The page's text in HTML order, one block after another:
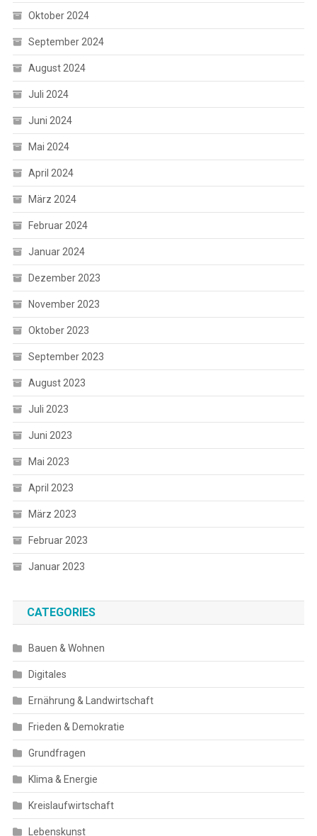
Oktober 2024
September 2024
August 2024
Juli 2024
Juni 2024
Mai 2024
April 2024
März 2024
Februar 2024
Januar 2024
Dezember 2023
November 2023
Oktober 2023
September 2023
August 2023
Juli 2023
Juni 2023
Mai 2023
April 2023
März 2023
Februar 2023
Januar 2023
CATEGORIES
Bauen & Wohnen
Digitales
Ernährung & Landwirtschaft
Frieden & Demokratie
Grundfragen
Klima & Energie
Kreislaufwirtschaft
Lebenskunst